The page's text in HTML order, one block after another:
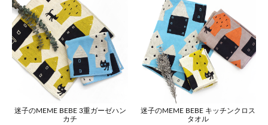
迷子のMEME BEBE 3重ガーゼハン
カチ
迷子のMEME BEBE キッチンクロス
タオル